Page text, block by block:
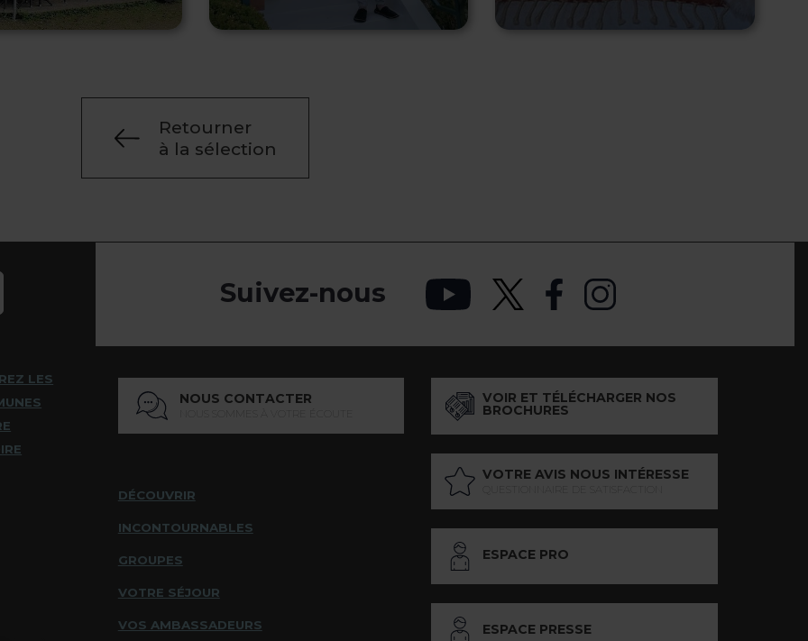
Retourner
à la sélection
LES
Suivez-nous
NOUS CONTACTER
DÉCOUVRIR
INCONTOURNABLES
GROUPES
VOTRE SÉJOUR
VOS AMBASSADEURS
VOIR ET TÉLÉCHARGER NOS
BROCHURES
VOTRE AVIS NOUS INTÉRESSE
ESPACE PRO
ESPACE PRESSE